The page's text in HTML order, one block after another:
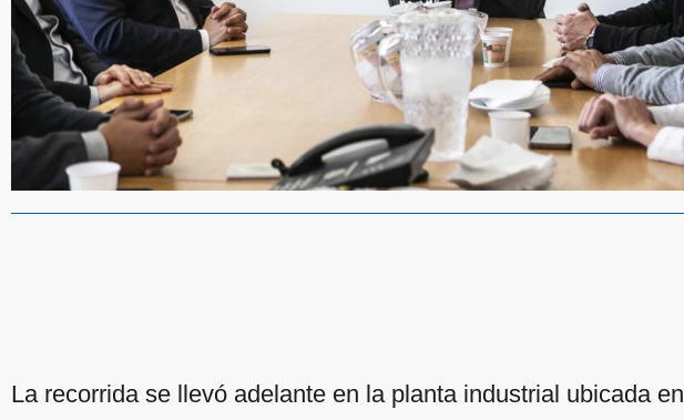
La recorrida se llevó adelante en la planta industrial ubicada en